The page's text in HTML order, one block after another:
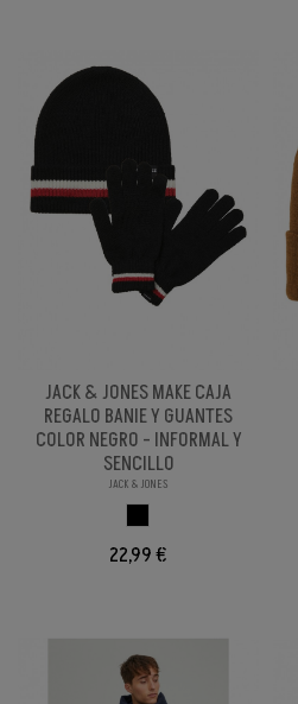
JACK & JONES MAKE CAJA
REGALO BANIE Y GUANTES
COLOR NEGRO - INFORMAL Y
SENCILLO
JACK & JONES
22,99 €